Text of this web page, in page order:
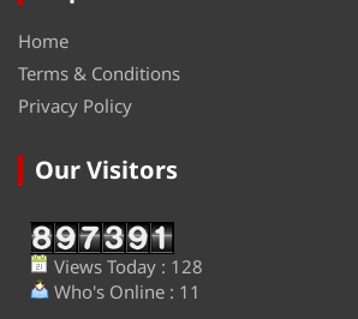
Home
Terms & Conditions
Privacy Policy
Our Visitors
Views Today : 128
Who's Online : 11